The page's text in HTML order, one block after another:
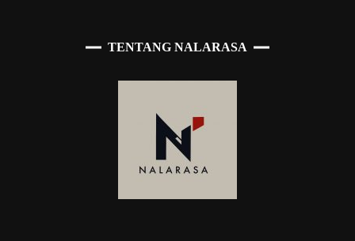
TENTANG NALARASA